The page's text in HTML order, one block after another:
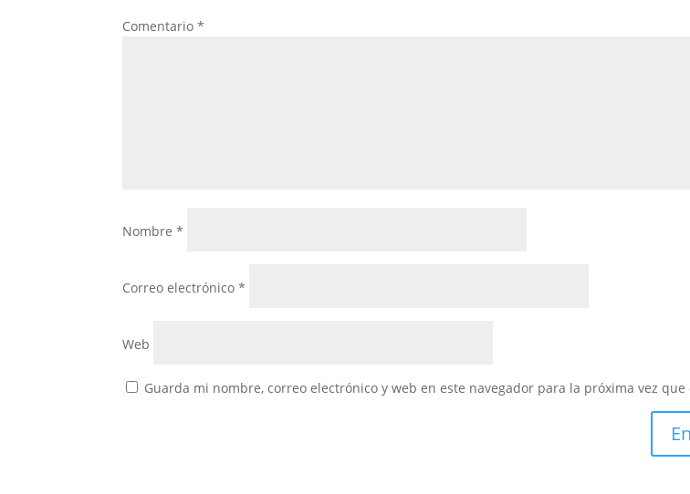
Comentario*
Nombre*
Correo electrónico*
Web
Guarda mi nombre, correo electrónico y web en este navegador para la próxima vez que